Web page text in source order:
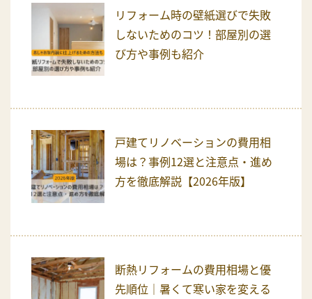
リフォーム時の壁紙選びで失敗
しないためのコツ！部屋別の選
び方や事例も紹介
戸建てリノベーションの費用相
場は？事例12選と注意点・進め
方を徹底解説【2026年版】
断熱リフォームの費用相場と優
先順位｜暑くて寒い家を変える